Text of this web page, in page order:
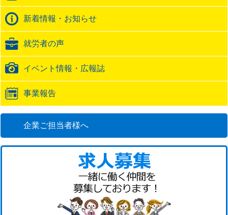
ク
バ
ッ
ク
URL
新着情報・お知らせ
就労者の声
イベント情報・広報誌
事業報告
企業ご担当者様へ